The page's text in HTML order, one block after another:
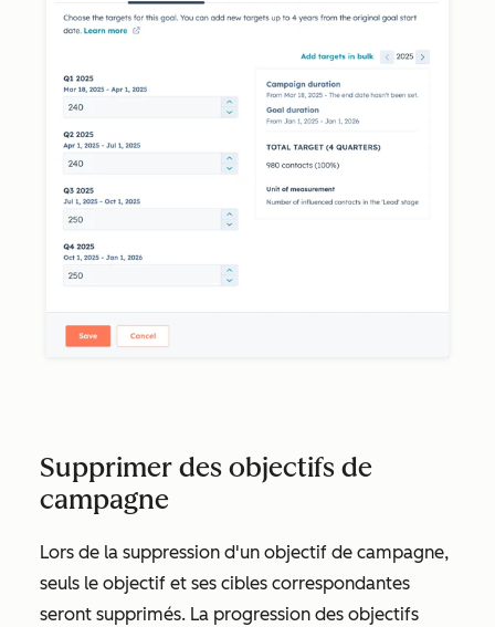
Supprimer des objectifs de
campagne
Lors de la suppression d'un objectif de campagne,
seuls le objectif et ses cibles correspondantes
seront supprimés. La progression des objectifs